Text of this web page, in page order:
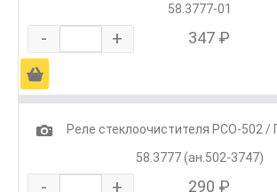
58.3777-01
- + 347 ₽
Ä
1
Реле стеклоочистителя РСО-502 /
58.3777 (ан.502-3747)
- + 290 ₽